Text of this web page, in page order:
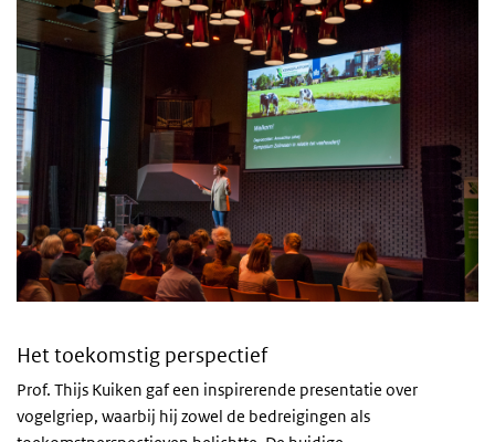
Het toekomstig perspectief
Prof. Thijs Kuiken gaf een inspirerende presentatie over
vogelgriep, waarbij hij zowel de bedreigingen als